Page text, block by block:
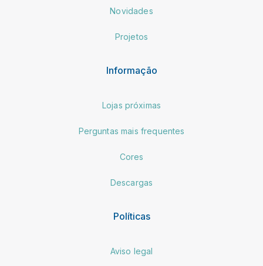
Novidades
Projetos
Informação
Lojas próximas
Perguntas mais frequentes
Cores
Descargas
Políticas
Aviso legal